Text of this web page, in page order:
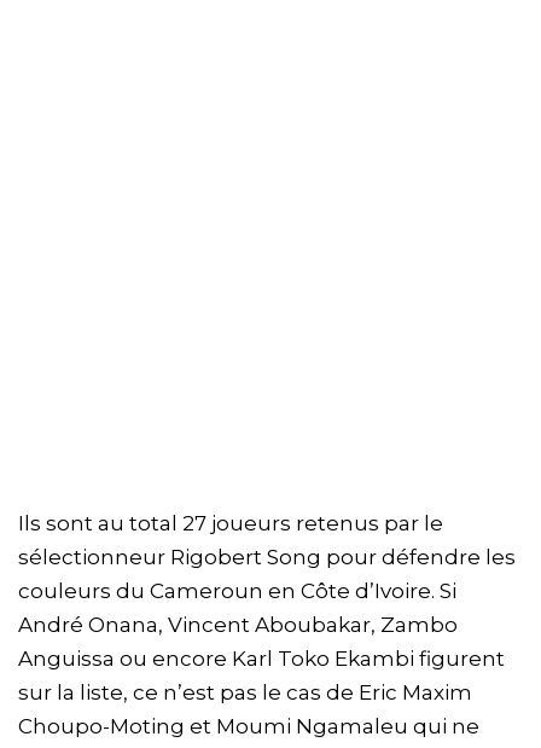
Ils sont au total 27 joueurs retenus par le
sélectionneur Rigobert Song pour défendre les
couleurs du Cameroun en Côte d’Ivoire. Si
André Onana, Vincent Aboubakar, Zambo
Anguissa ou encore Karl Toko Ekambi figurent
sur la liste, ce n’est pas le cas de Eric Maxim
Choupo-Moting et Moumi Ngamaleu qui ne